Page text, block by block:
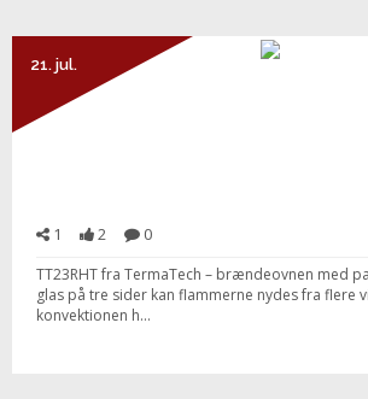
21. jul.
1 2 0
TT23RHT fra TermaTech – brændeovnen med
glas på tre sider kan flammerne nydes fra flere
konvektionen h...